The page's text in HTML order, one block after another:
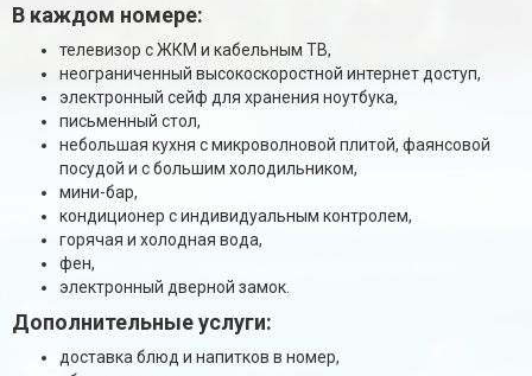
В каждом номере:
телевизор с ЖКМ и кабельным ТВ,
неограниченный высокоскоростной интернет доступ,
электронный сейф для хранения ноутбука,
письменный стол,
небольшая кухня с микроволновой плитой, фаянсовой
посудой и с большим холодильником,
мини-бар,
кондиционер с индивидуальным контролем,
горячая и холодная вода,
фен,
электронный дверной замок.
Дополнительные услуги:
доставка блюд и напитков в номер,